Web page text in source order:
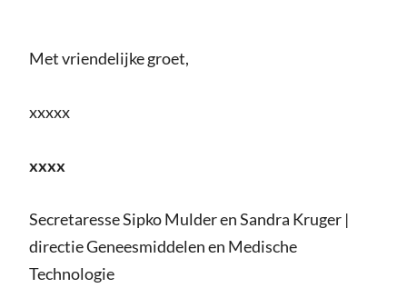
Met vriendelijke groet,
xxxxx
xxxx
Secretaresse Sipko Mulder en Sandra Kruger |
directie Geneesmiddelen en Medische
Technologie